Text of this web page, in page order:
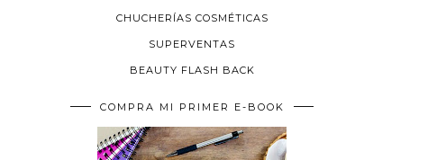
CHUCHERÍAS COSMÉTICAS
SUPERVENTAS
BEAUTY FLASH BACK
COMPRA MI PRIMER E-BOOK